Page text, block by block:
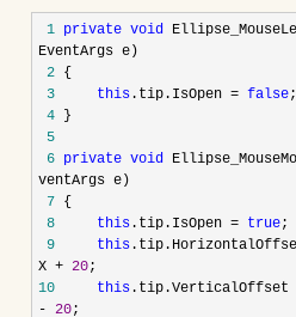
1 private void
EventArgs e)
2 {
3
this .tip.IsOpen= false
4 }
5
6 private void
ventArgs e)
7 {
8
this .tip.IsOpen= true;
9
this
X+ 20;
10
this
- 20;